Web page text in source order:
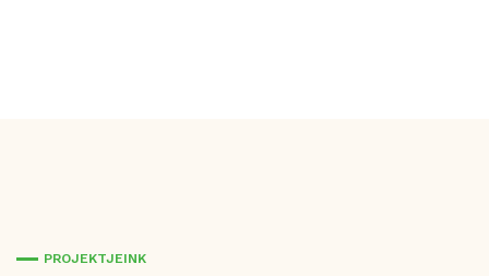
PROJEKTJEINK